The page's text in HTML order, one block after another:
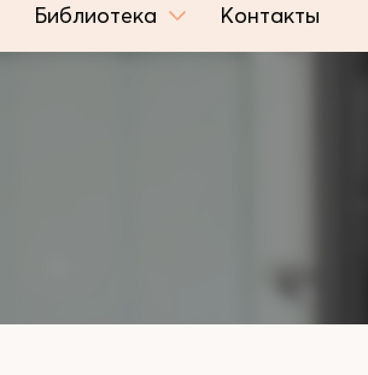
Библиотека Контакты